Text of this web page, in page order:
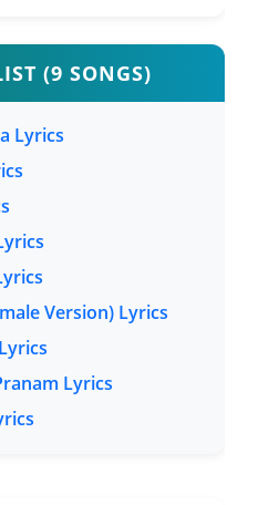
(9 SONGS)
Lyrics
Version) Lyrics
Lyrics